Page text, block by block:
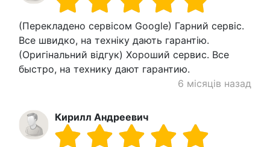
(Перекладено сервісом Google) Гарний сервіс.
Все швидко, на техніку дають гарантію.
(Оригінальний відгук) Хороший сервис. Все
быстро, на технику дают гарантию.
6 місяців назад
Кирилл Андреевич